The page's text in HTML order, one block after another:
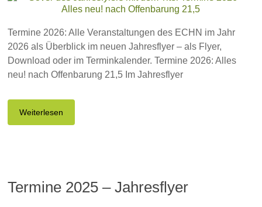
Termine 2026: Alle Veranstaltungen des ECHN im Jahr
2026 als Überblick im neuen Jahresflyer – als Flyer,
Download oder im Terminkalender. Termine 2026: Alles
neu! nach Offenbarung 21,5 Im Jahresflyer
Weiterlesen
Termine 2025 – Jahresflyer